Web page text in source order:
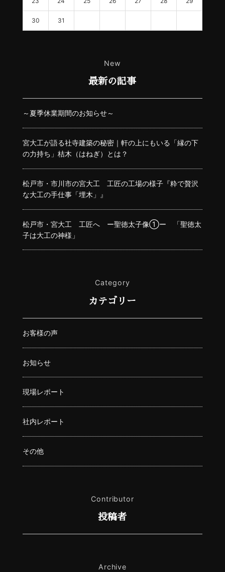
30 31
New
最新の記事
～夏季休業期間のお知らせ～
宮大工が語る社寺建築の秘密｜軒の上にもいる「縁の下
の力持ち」桔木（はねぎ）とは？
松戸市・市川市の宮大工 工匠の工場の様子『粋で贅沢
な大工の手仕事「埋木」』
松戸市・宮大工 工匠へ ー聖徳太子像①ー 「聖徳太
子は大工の神様」
Category
カテゴリー
お客様の声
お知らせ
現場レポート
社内レポート
その他
Contributor
投稿者
Archive